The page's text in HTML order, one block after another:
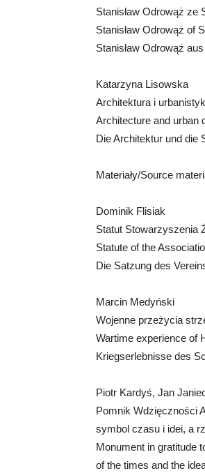
Stanisław Odrowąż ze
Stanisław Odrowąż of
Stanisław Odrowąż
Katarzyna Lisowska
Architektura i
Architecture and urban
Die Architektur und die
Materiały/Source
Dominik Flisiak
Statut Stowarzyszenia
Statute of the
Die Satzung des
Marcin Medyński
Wojenne przeżycia
Wartime experience of
Kriegserlebnisse des
Piotr Kardyś, Jan
Pomnik Wdzięczności
symbol czasu i idei, a
Monument in gratitude
of the times and the